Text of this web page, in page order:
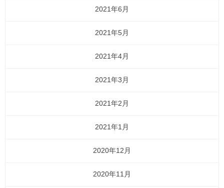
2021年6月
2021年5月
2021年4月
2021年3月
2021年2月
2021年1月
2020年12月
2020年11月